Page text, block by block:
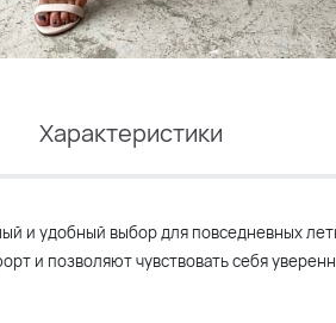
Характеристики
и удобный выбор для повседневных
и позволяют чувствовать себя